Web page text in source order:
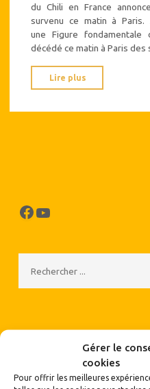
Gérer le
cookies
Pour offrir les meilleures
du Chili en France
survenu ce matin à Paris.
une Figure
décédé ce matin à Paris des
Lire plus
Parra
Facebook
YouTube